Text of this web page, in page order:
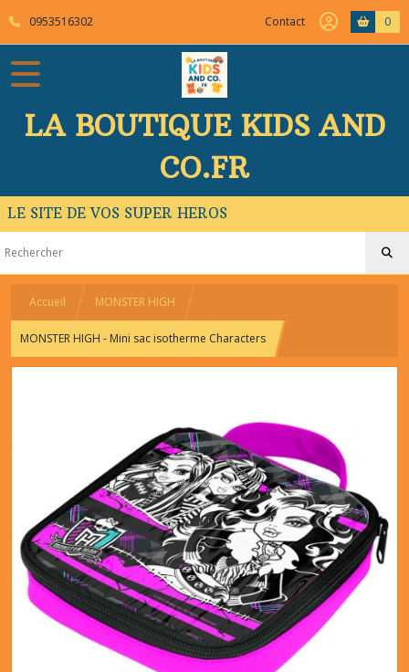
0953516302 Contact 0
LA BOUTIQUE KIDS AND
CO.FR
LE SITE DE VOS SUPER HEROS
Accueil MONSTER HIGH
MONSTER HIGH - Mini sac isotherme Characters